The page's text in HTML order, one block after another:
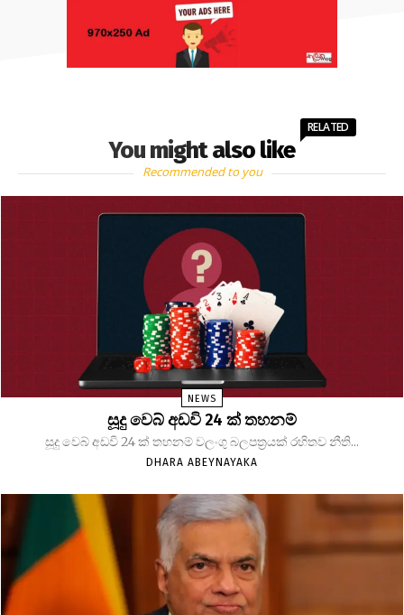
You might also like
RELATED
Recommended to you
NEWS
සූදු වෙබ් අඩවි 24 ක් තහනම්
සූදු වෙබ් අඩවි 24 ක් තහනම් වලංගු බලපත්‍රයක් රහිතව නීති...
DHARA ABEYNAYAKA